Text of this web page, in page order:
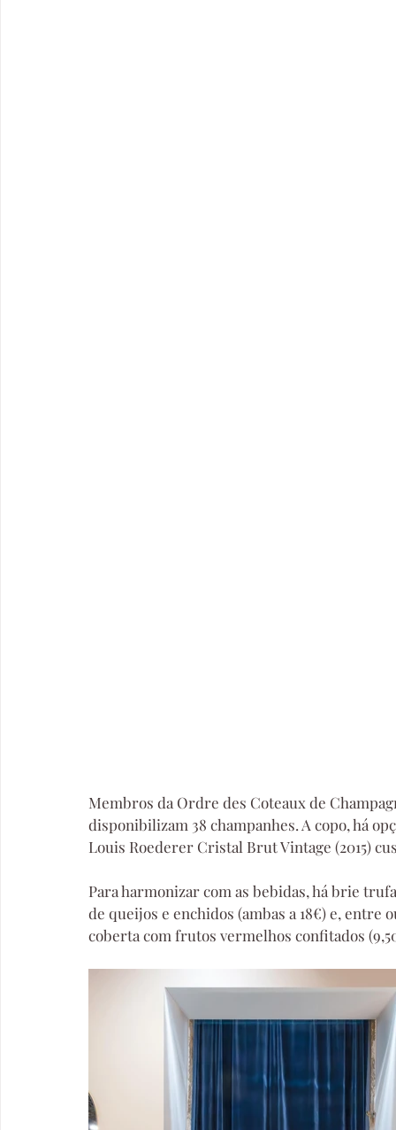
Membros da Ordre des Coteaux de
disponibilizam 38 champanhes. A copo, há
Louis Roederer Cristal Brut Vintage (2015)
Para harmonizar com as bebidas, há brie
de queijos e enchidos (ambas a 18€) e, entre
coberta com frutos vermelhos confitados